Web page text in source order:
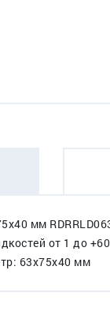
мм
от 1 до
63x75x40 мм